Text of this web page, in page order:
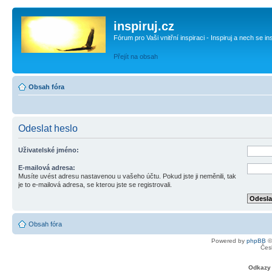
inspiruj.cz
Fórum pro Vaši vnitřní inspiraci - Inspiruj a nech se
Přejít na obsah
Obsah fóra
Odeslat heslo
Uživatelské jméno:
E-mailová adresa:
Musíte uvést adresu nastavenou u vašeho účtu. Pokud jste ji neměnili, tak
je to e-mailová adresa, se kterou jste se registrovali.
Obsah fóra
Powered by phpBB